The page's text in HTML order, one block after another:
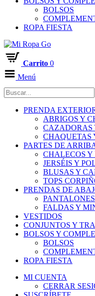
BOLSOS
ROPA FIESTA
Carrito 0
Menú
PRENDA
ABRIGOS Y
CAZADORAS
CHAQUETAS
PARTES DE
CHALECOS Y
JERSÉIS Y
BLUSAS Y
TOPS
PRENDAS DE
FALDAS Y
VESTIDOS
CONJUNTOS Y
BOLSOS Y
BOLSOS
ROPA FIESTA
MI CUENTA
CERRAR